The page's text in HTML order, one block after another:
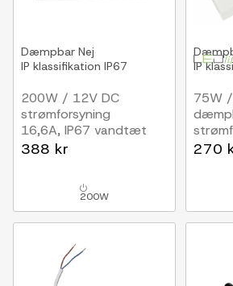
Dæmpbar Nej
IP klassifikation IP67
200W / 12V DC
strømforsyning
16,6A, IP67 vandtæt
388 kr
200W
IP
75W
270